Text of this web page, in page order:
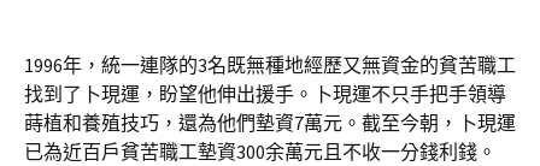
1996年，統一連隊的3名既無種地經歷又無資金的貧苦職工
找到了卜現運，盼望他伸出援手。卜現運不只手把手領導
蒔植和養殖技巧，還為他們墊資7萬元。截至今朝，卜現運
已為近百戶貧苦職工墊資300余萬元且不收一分錢利錢。